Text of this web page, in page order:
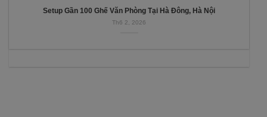
Setup Gần 100 Ghế Văn Phòng Tại Hà Đông, Hà Nội
Th6 2, 2026